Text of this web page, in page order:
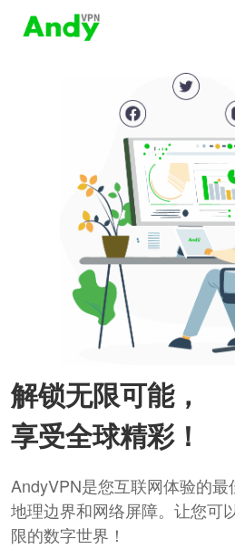
解锁无限可能，
享受全球精彩！
AndyVPN是您互联网体验的
地理边界和网络屏障。让您可
限的数字世界！